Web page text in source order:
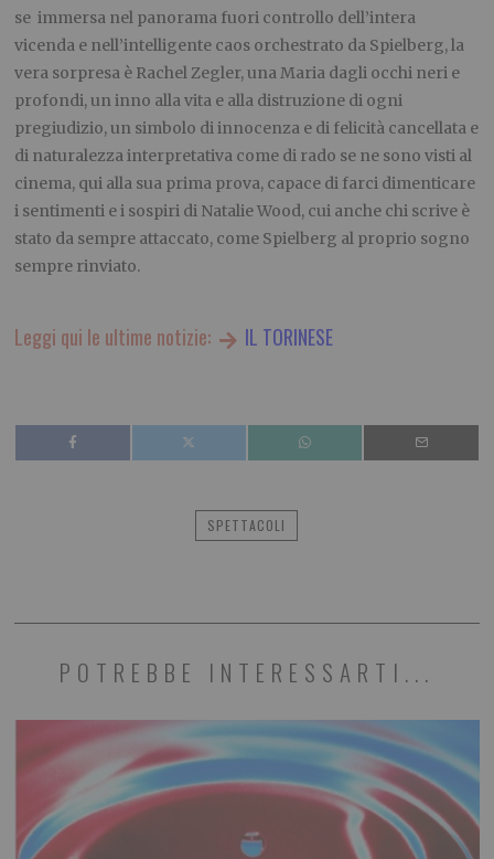
se immersa nel panorama fuori controllo dell’intera
vicenda e nell’intelligente caos orchestrato da Spielberg, la
vera sorpresa è Rachel Zegler, una Maria dagli occhi neri e
profondi, un inno alla vita e alla distruzione di ogni
pregiudizio, un simbolo di innocenza e di felicità cancellata e
di naturalezza interpretativa come di rado se ne sono visti al
cinema, qui alla sua prima prova, capace di farci dimenticare
i sentimenti e i sospiri di Natalie Wood, cui anche chi scrive è
stato da sempre attaccato, come Spielberg al proprio sogno
sempre rinviato.
Leggi qui le ultime notizie: IL TORINESE
SPETTACOLI
POTREBBE INTERESSARTI...